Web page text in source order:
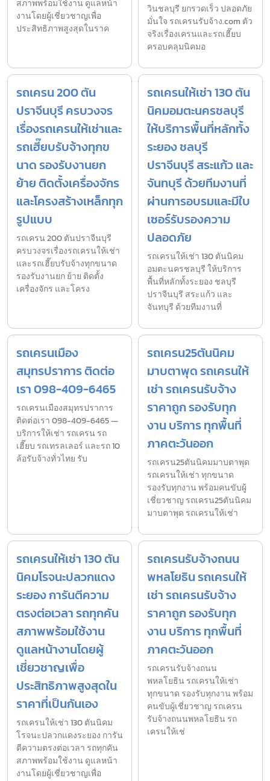
สภาพพร้อมใช้งาน ดูแลหน้า
งานโดยผู้เชี่ยวชาญเพื่อ
ประสิทธิภาพสูงสุดในราค
วินชลบุรี ยกรวดเร็ว ปลอดภัย
มั่นใจ รถเครนรับจ้าง.com ตัว
จริงเรื่องเครนและรถเฮี๊ยบ
ครอบคลุมนิคมอ
รถเครน 200 ตัน
ปราจีนบุรี ครบวงจร
เรื่องรถเครนให้เช่าและ
รถเฮี๊ยบรับจ้างทุกข
นาด รองรับงานยก
ย้าย ติดตั้งเครื่องจักร
และโครงสร้างเหล็กทุก
รูปแบบ
รถเครน 200 ตันปราจีนบุรี
ครบวงจรเรื่องรถเครนให้เช่า
และรถเฮี๊ยบรับจ้างทุกขนาด
รองรับงานยก ย้าย ติดตั้ง
เครื่องจักร และโครง
รถเครนให้เช่า 130 ตัน
นิคมอมตะนครชลบุรี
ให้บริการพื้นที่หลักทั้ง
ระยอง ชลบุรี
ปราจีนบุรี สระแก้ว และ
จันทบุรี ด้วยทีมงานที่
ผ่านการอบรมและมีใบ
เซอร์รับรองความ
ปลอดภัย
รถเครนให้เช่า 130 ตันนิคม
อมตะนครชลบุรี ให้บริการ
พื้นที่หลักทั้งระยอง ชลบุรี
ปราจีนบุรี สระแก้ว และ
จันทบุรี ด้วยทีมงานที่
รถเครนเมือง
สมุทรปราการ ติดต่อ
เรา 098-409-6465
รถเครนเมืองสมุทรปราการ
ติดต่อเรา 098-409-6465 —
บริการให้เช่า รถเครน รถ
เฮี๊ยบ รถเทรลเลอร์ และรถ 10
ล้อรับจ้างทั่วไทย รับ
รถเครน25ตันนิคม
มาบตาพุด รถเครนให้
เช่า รถเครนรับจ้าง
ราคาถูก รองรับทุก
งาน บริการ ทุกพื้นที่
ภาคตะวันออก
รถเครน25ตันนิคมมาบตาพุด
รถเครนให้เช่า ทุกขนาด
รองรับทุกงาน พร้อมคนขับผู้
เชี่ยวชาญ รถเครน25ตันนิคม
มาบตาพุด รถเครนให้เช่า
รถเครนให้เช่า 130 ตัน
นิคมโรจนะปลวกแดง
ระยอง การันตีความ
ตรงต่อเวลา รถทุกคัน
สภาพพร้อมใช้งาน
ดูแลหน้างานโดยผู้
เชี่ยวชาญเพื่อ
ประสิทธิภาพสูงสุดใน
ราคาที่เป็นกันเอง
รถเครนให้เช่า 130 ตันนิคม
โรจนะปลวกแดงระยอง การัน
ตีความตรงต่อเวลา รถทุกคัน
สภาพพร้อมใช้งาน ดูแลหน้า
งานโดยผู้เชี่ยวชาญเพื่อ
รถเครนรับจ้างถนน
พหลโยธิน รถเครนให้
เช่า รถเครนรับจ้าง
ราคาถูก รองรับทุก
งาน บริการ ทุกพื้นที่
ภาคตะวันออก
รถเครนรับจ้างถนน
พหลโยธิน รถเครนให้เช่า
ทุกขนาด รองรับทุกงาน พร้อม
คนขับผู้เชี่ยวชาญ รถเครน
รับจ้างถนนพหลโยธิน รถ
เครนให้เช่